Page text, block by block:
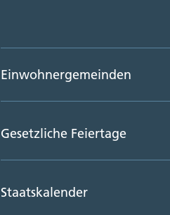
Einwohnergemeinden
Gesetzliche Feiertage
Staatskalender